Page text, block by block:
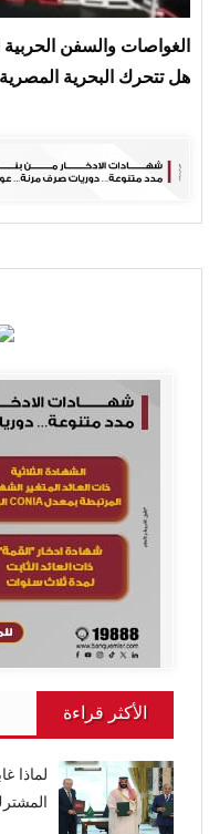
الغواصات والسفن
هل تتحرك البحرية
الأكثر قراءة
لماذا